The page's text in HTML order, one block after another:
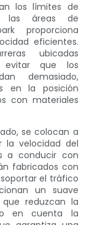
los límites de
las áreas de
proporciona
eficientes.
ubicadas
evitar que los
demasiado,
en la posición
con materiales
se colocan a
la velocidad del
a conducir con
fabricados con
el tráfico
un suave
reduzcan la
en cuenta la